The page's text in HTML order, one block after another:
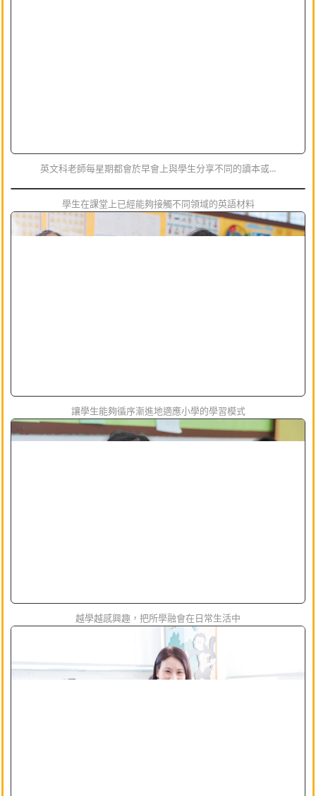
英文科老師每星期都會於早會上與學生分享不同的讀本或...
學生在課堂上已經能夠接觸不同領域的英語材料
讓學生能夠循序漸進地適應小學的學習模式
越學越感興趣，把所學融會在日常生活中